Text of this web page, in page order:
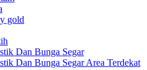
gold
Dan Bunga Segar
Dan Bunga Segar Area Terdekat